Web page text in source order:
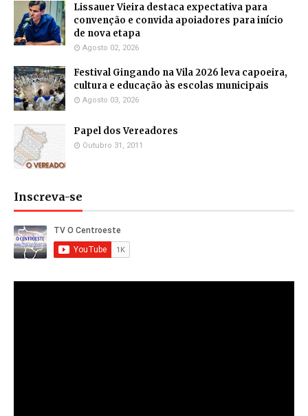
Lissauer Vieira destaca expectativa para
convenção e convida apoiadores para início
de nova etapa
Agosto 02, 2026
Festival Gingando na Vila 2026 leva capoeira,
cultura e educação às escolas municipais
Agosto 03, 2026
Papel dos Vereadores
Outubro 31, 2011
Inscreva-se